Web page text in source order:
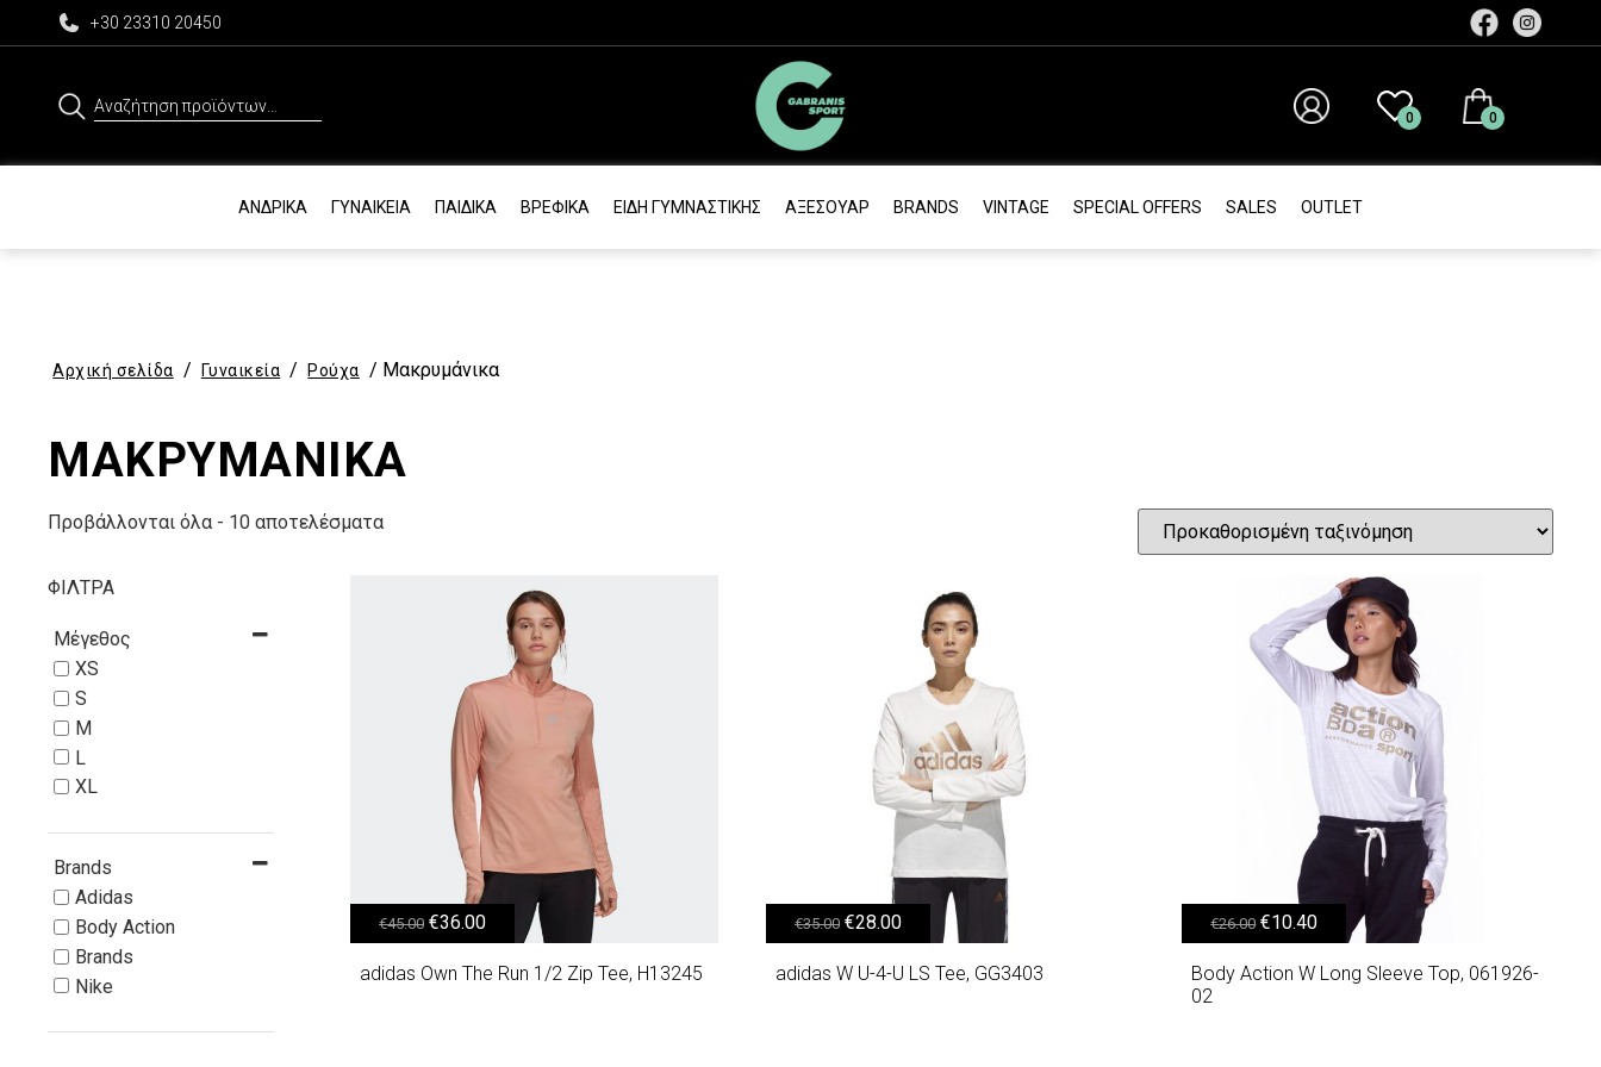
+30 23310 20450
0 0
ΑΝΔΡΙΚΆ ΓΥΝΑΙΚΕΊΑ ΠΑΙΔΙΚΆ ΒΡΕΦΙΚΆ ΕΊΔΗ ΓΥΜΝΑΣΤΙΚΉΣ ΑΞΕΣΟΥΆΡ BRANDS VINTAGE SPECIAL OFFERS SALES ΟUTLET
Αρχική σελίδα / Γυναικεία / Ρούχα / Μακρυμάνικα
ΜΑΚΡΥΜΆΝΙΚΑ
Προβάλλονται όλα - 10 αποτελέσματα
ΦΙΛΤΡΑ
Μέγεθος
XS
S
M
L
XL
Brands
Adidas
Body Action
Brands
Nike
€45.00 Original price was: €45.00.
€36.00Η τρέχουσα τιμή είναι: €36.00.
adidas Own The Run 1/2 Zip Tee, H13245
€35.00 Original price was: €35.00.
€28.00Η τρέχουσα τιμή είναι: €28.00.
adidas W U-4-U LS Tee, GG3403
€26.00 Original price was: €26.00.
€10.40Η τρέχουσα τιμή είναι: €10.40.
Body Action W Long Sleeve Top, 061926-
02